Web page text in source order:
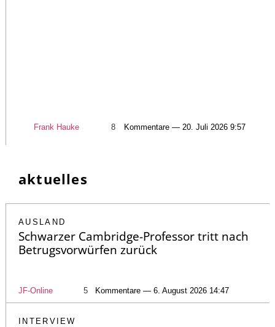
Frank Hauke 8 Kommentare — 20. Juli 2026 9:57
aktuelles
AUSLAND
Schwarzer Cambridge-Professor tritt nach
Betrugsvorwürfen zurück
JF-Online 5 Kommentare — 6. August 2026 14:47
INTERVIEW